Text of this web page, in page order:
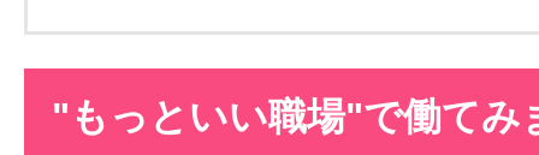
"もっといい職場"で働てみ